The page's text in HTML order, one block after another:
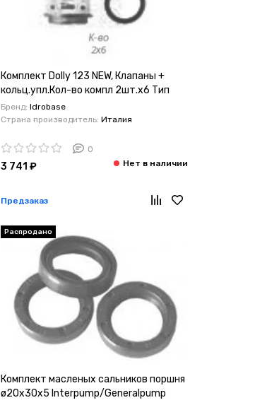
Комплект Dolly 123 NEW, Клапаны +
кольц.упл.Кол-во компл 2шт.x6 Тип
Interpump/Generalpump серии 44
Бренд: Idrobase
Страна производитель: Италия
0
3 741 ₽
Предзаказ
Распродано
Комплект масленых сальников поршня
ø20x30x5 Interpump/Generalpump